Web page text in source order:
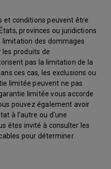
et conditions peuvent être
provinces ou juridictions
limitation des dommages
les produits de
pas la limitation de la
ces cas, les exclusions ou
limitée peuvent ne pas
limitée vous accorde
pouvez également avoir
à l’autre ou d’une
êtes invité à consulter les
pour déterminer